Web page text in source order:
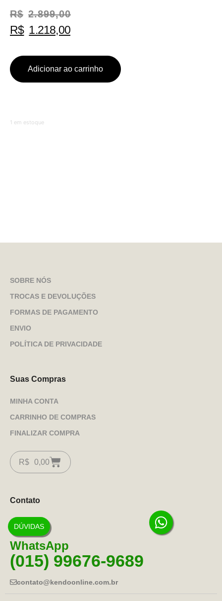
R$ 2.899,00
R$ 1.218,00
Adicionar ao carrinho
1 em estoque
SOBRE NÓS
TROCAS E DEVOLUÇÕES
FORMAS DE PAGAMENTO
ENVIO
POLÍTICA DE PRIVACIDADE
Suas Compras
MINHA CONTA
CARRINHO DE COMPRAS
FINALIZAR COMPRA
R$ 0,00
Contato
DÚVIDAS
WhatsApp
(015) 99676-9689
contato@kendoonline.com.br